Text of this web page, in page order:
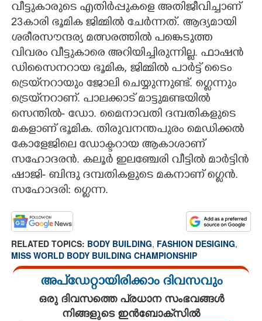
വീട്ടുകാരുടെ എതിർപ്പുകളെ അതിജീവിച്ചാണ്
23കാരി ഭൂമിക ജിമ്മിൽ ചേർന്നത്. ആദ്യമായി
ശരീരസൗന്ദര്യ മത്സരത്തിൽ പങ്കെടുത്ത
വിവരം വീട്ടുകാരെ അറിയിച്ചിരുന്നില്ല. ഫാഷൻ
ഡിസൈനറായ ഭൂമിക, ജിമ്മിൽ പാർട്ട് ടൈം
ട്രെയ്‌നറായും ജോലി ചെയ്യുന്നുണ്ട്. ഗ്ലെന്നും
ട്രെയ്‌നറാണ്. പാലക്കാട് മാട്ടുമണ്ടയിൽ
സെന്തിൽ- ഡോ. മൈനാവതി ദമ്പതികളുടെ
മകളാണ് ഭൂമിക. തിരുവനന്തപുരം മെഡിക്കൽ
കോളേജിലെ ഡോക്ടറായ ആകാശാണ്
സഹോദരൻ. കലൂർ ഇലഞ്ചേരി വീട്ടിൽ മാർട്ടിൻ
ഷാജി- ബിന്ദു ദമ്പതികളുടെ മകനാണ് ഗ്ലെൻ.
സഹോദരി: ഗ്ളെന്ന.
RELATED TOPICS: BODY BUILDING, FASHION DESIGING,
MISS WORLD BODY BUILDING CHAMPIONSHIP
അപ്ഡേറ്റായിരിക്കാം ദിവസവും
ഒരു ദിവസത്തെ പ്രധാന സംഭവങ്ങൾ
നിങ്ങളുടെ ഇൻബോക്സിൽ